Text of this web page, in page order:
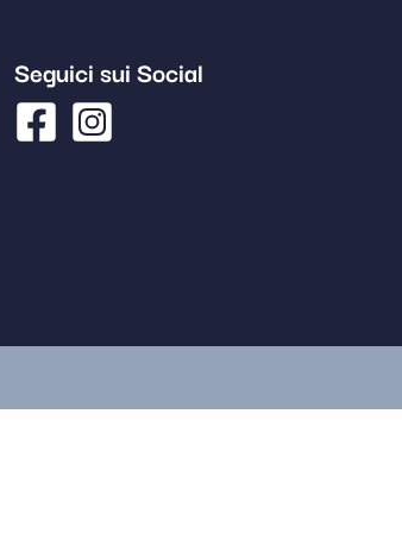
Seguici sui Social